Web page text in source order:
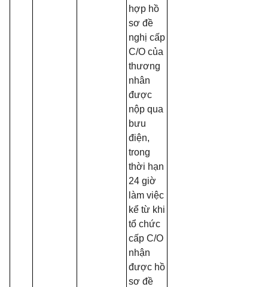
hợp hồ
sơ đề
nghị cấp
C/O của
thương
nhân
được
nộp qua
bưu
điện,
trong
thời hạn
24 giờ
làm việc
kể từ khi
tổ chức
cấp C/O
nhận
được hồ
sơ đề